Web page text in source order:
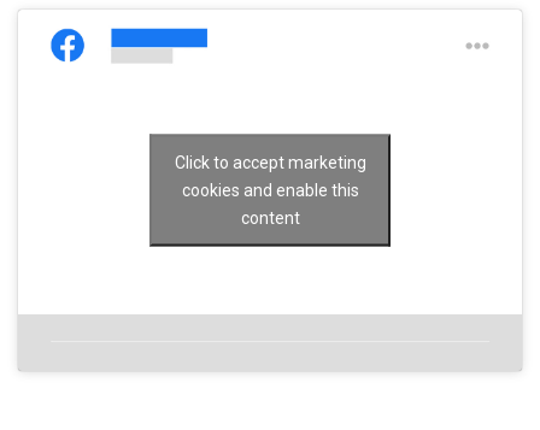
Click to accept marketing
cookies and enable this
content